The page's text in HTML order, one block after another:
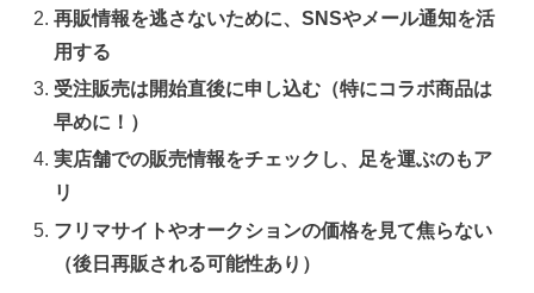
再販情報を逃さないために、SNSやメール通知を活
用する
受注販売は開始直後に申し込む（特にコラボ商品は
早めに！）
実店舗での販売情報をチェックし、足を運ぶのもア
リ
フリマサイトやオークションの価格を見て焦らない
（後日再販される可能性あり）